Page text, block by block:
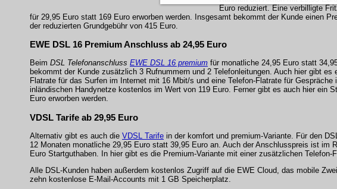
Euro reduziert. Eine verbilligte
für 29,95 Euro statt 169 Euro erworben werden. Insgesamt bekommt der Kunde einen
der reduzierten Grundgebühr von 415 Euro.
EWE DSL 16 Premium Anschluss ab 24,95 Euro
Beim DSL Telefonanschluss EWE DSL 16 premium für monatliche 24,95 Euro statt
bekommt der Kunde zusätzlich 3 Rufnummern und 2 Telefonleitungen. Auch hier gibt es
Flatrate für das Surfen im Internet mit 16 Mbit/s und eine Telefon-Flatrate für
inländischen Handynetze kostenlos im Wert von 119 Euro. Ferner gibt es auch hier ein
Euro erworben werden.
VDSL Tarife ab 29,95 Euro
Alternativ gibt es auch die VDSL Tarife in der komfort und premium-Variante. Für den
12 Monaten monatliche 29,95 Euro statt 39,95 Euro an. Auch der Anschlusspreis ist
Euro Startguthaben. In hier gibt es die Premium-Variante mit einer zusätzlichen
Alle DSL-Kunden haben außerdem kostenlos Zugriff auf die EWE Cloud, das mobile
zehn kostenlose E-Mail-Accounts mit 1 GB Speicherplatz.